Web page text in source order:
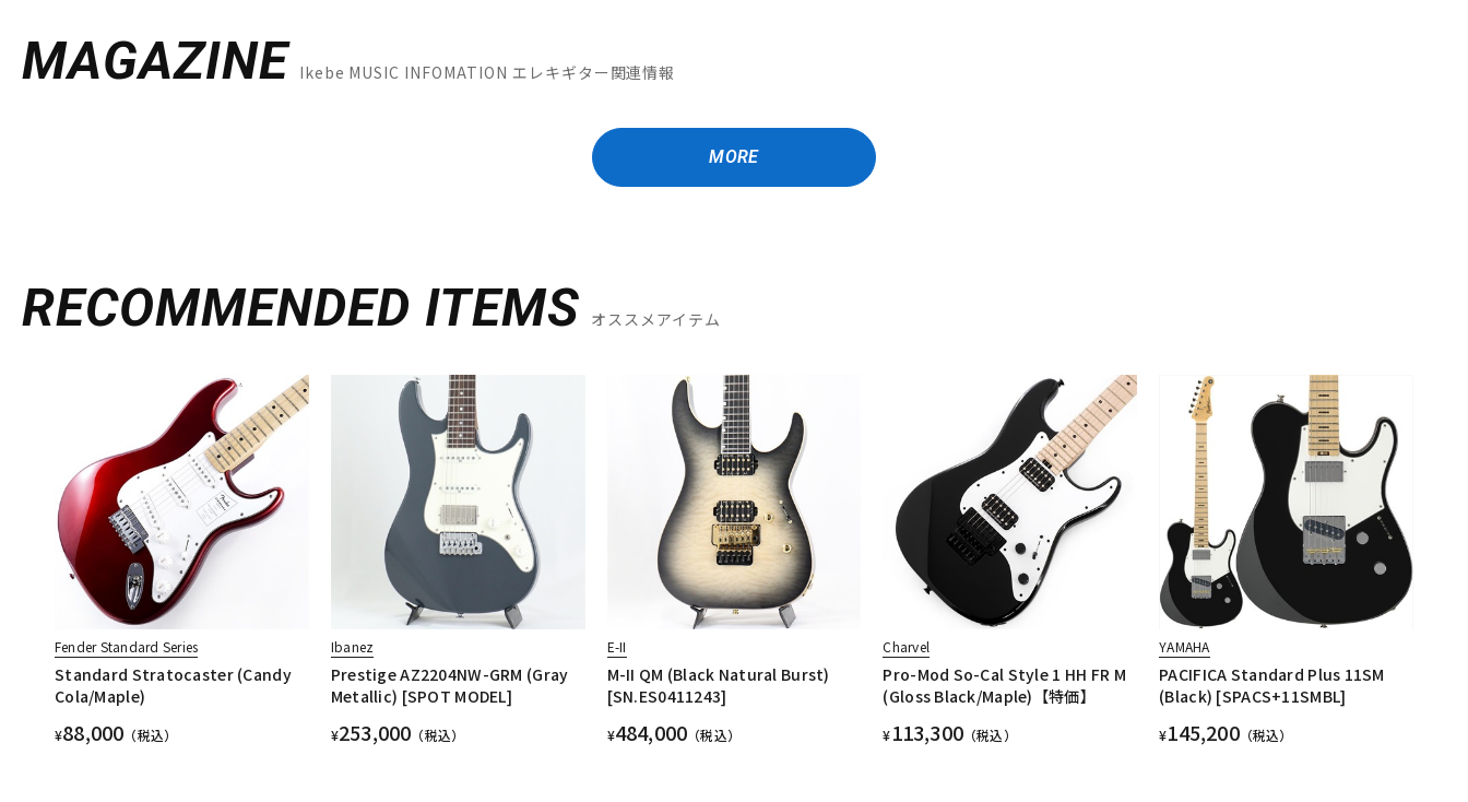
MAGAZINE Ikebe MUSIC INFOMATION エレキギター関連情報
MORE
RECOMMENDED ITEMS オススメアイテム
Fender Standard Series
Standard Stratocaster (Candy
Cola/Maple)
¥88,000 （税込）
Ibanez
Prestige AZ2204NW-GRM (Gray
Metallic) [SPOT MODEL]
¥253,000 （税込）
E-II
M-II QM (Black Natural Burst)
[SN.ES0411243]
¥484,000 （税込）
Charvel
Pro-Mod So-Cal Style 1 HH FR M
(Gloss Black/Maple)【特価】
¥113,300 （税込）
YAMAHA
PACIFICA Standard Plus 11SM
(Black) [SPACS+11SMBL]
¥145,200（税込）